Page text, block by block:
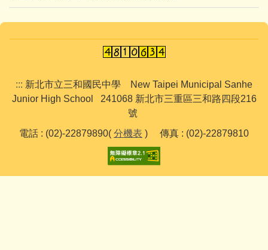
::: 新北市立三和國民中學 New Taipei Municipal Sanhe
Junior High School 241068 新北市三重區三和路四段216
號
電話 : (02)-22879890( 分機表 ) 傳真 : (02)-22879810